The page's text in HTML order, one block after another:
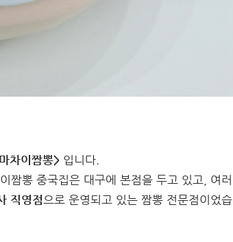
차이짬뽕> 입니다.
짬뽕 중국집은 대구에 본점을 두고 있고, 여러
직영점으로 운영되고 있는 짬뽕 전문점이었습